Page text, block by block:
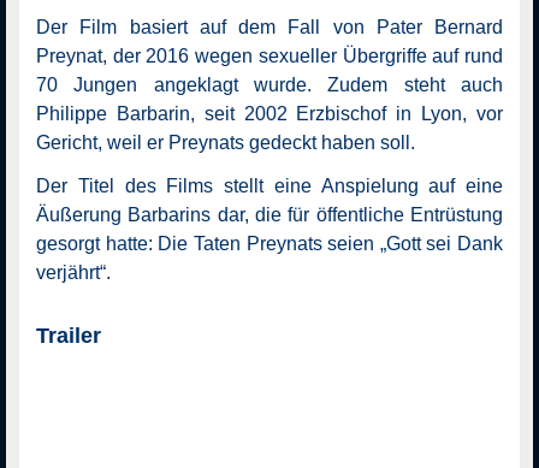
Der Film basiert auf dem Fall von Pater Bernard
Preynat, der 2016 wegen sexueller Übergriffe auf rund
70 Jungen angeklagt wurde. Zudem steht auch
Philippe Barbarin, seit 2002 Erzbischof in Lyon, vor
Gericht, weil er Preynats gedeckt haben soll.
Der Titel des Films stellt eine Anspielung auf eine
Äußerung Barbarins dar, die für öffentliche Entrüstung
gesorgt hatte: Die Taten Preynats seien „Gott sei Dank
verjährt“.
Trailer